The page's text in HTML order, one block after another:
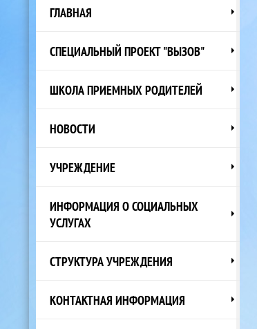
ГЛАВНАЯ
СПЕЦИАЛЬНЫЙ ПРОЕКТ "ВЫЗОВ"
ШКОЛА ПРИЕМНЫХ РОДИТЕЛЕЙ
НОВОСТИ
УЧРЕЖДЕНИЕ
ИНФОРМАЦИЯ О СОЦИАЛЬНЫХ
УСЛУГАХ
СТРУКТУРА УЧРЕЖДЕНИЯ
КОНТАКТНАЯ ИНФОРМАЦИЯ